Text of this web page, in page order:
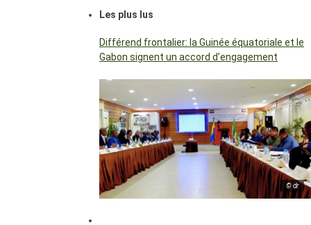
Les plus lus
Différend frontalier: la Guinée équatoriale et le
Gabon signent un accord d’engagement
© dr